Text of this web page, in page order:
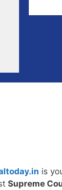
is
Supreme